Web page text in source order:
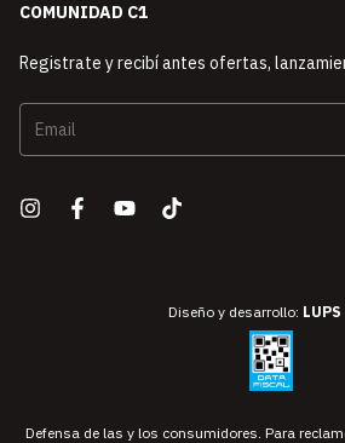
COMUNIDAD C1
Registrate y recibí antes ofertas,
Diseño y desarrollo: LUPS
Defensa de las y los consumidores. Para